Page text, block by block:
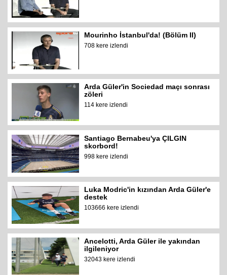
Mourinho İstanbul'da! (Bölüm II)
708 kere izlendi
Arda Güler'in Sociedad maçı sonrası
zöleri
114 kere izlendi
Santiago Bernabeu'ya ÇILGIN
skorbord!
998 kere izlendi
Luka Modric'in kızından Arda Güler'e
destek
103666 kere izlendi
Ancelotti, Arda Güler ile yakından
ilgileniyor
32043 kere izlendi